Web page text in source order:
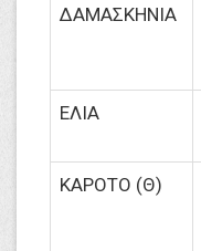
ΔΑΜΑΣΚΗΝΙΑ
ΕΛΙΑ
ΚΑΡΟΤΟ (Θ)